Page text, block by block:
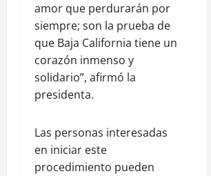
amor que perdurarán por
siempre; son la prueba de
que Baja California tiene un
corazón inmenso y
solidario”, afirmó la
presidenta.
Las personas interesadas
en iniciar este
procedimiento pueden